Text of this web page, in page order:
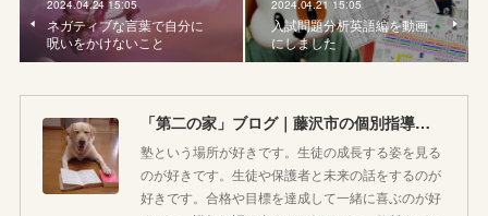
2024.04.24 15:05
ネガティブな言葉で自分に
呪いをかけないこと
2024.04.21 15:05
入試問題分析英語編を動画
にしました
「第二の家」ブログ｜藤沢市の個別指導塾のお話
塾という場所が好きです。生徒の成長する姿を見る
のが好きです。生徒や保護者と未来の話をするのが
好きです。合格や目標を達成して一緒に喜ぶのが好